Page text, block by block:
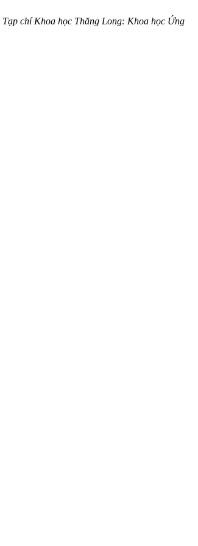
Tạp chí Khoa học Thăng Long: Khoa học Ứng